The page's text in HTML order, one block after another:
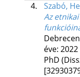
4.
Szabó,
Az
éve: 2022
PhD